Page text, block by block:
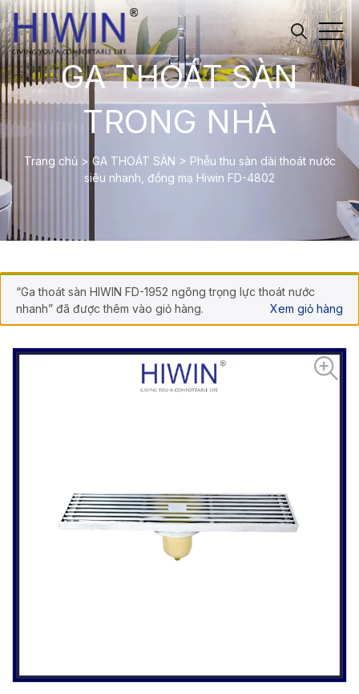
GA THOÁT SÀN
TRONG NHÀ
Trang chủ > GA THOÁT SÀN > Phễu thu sàn dài thoát nước
siêu nhanh, đồng mạ Hiwin FD-4802
“Ga thoát sàn HIWIN FD-1952 ngõng trọng lực thoát nước
nhanh” đã được thêm vào giỏ hàng.
Xem giỏ hàng